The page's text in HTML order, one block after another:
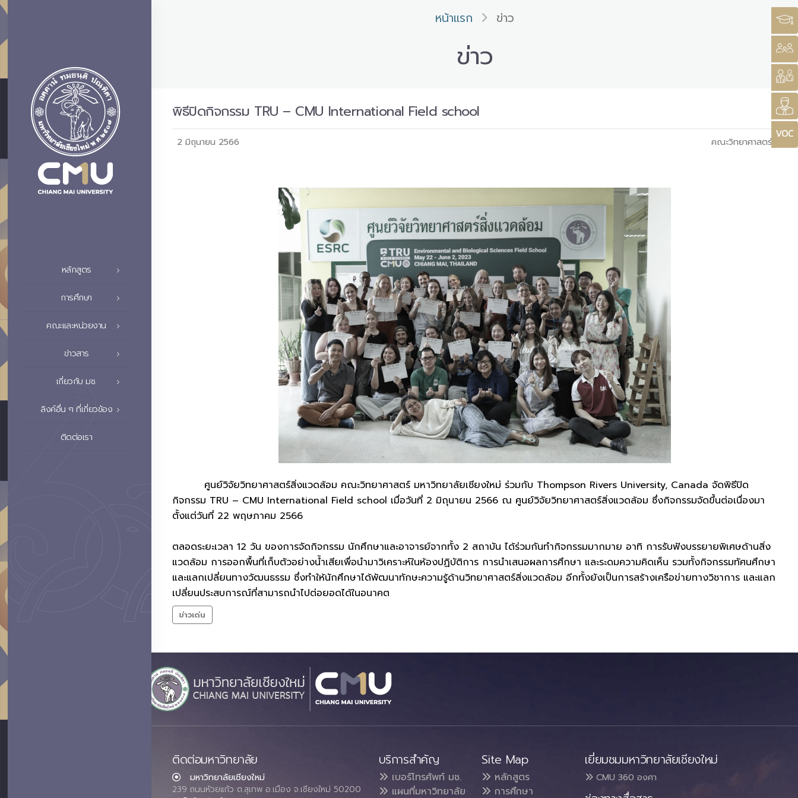
หลักสูตร
การศึกษา
คณะและหน่วยงาน
ข่าวสาร
เกี่ยวกับ มช.
ลิงค์อื่น ๆ ที่เกี่ยวข้อง
ติดต่อเรา
หน้าแรก ข่าว
ข่าว
พิธีปิดกิจกรรม TRU – CMU International Field school
2 มิถุนายน 2566 คณะวิทยาศาสตร์
ศูนย์วิจัยวิทยาศาสตร์สิ่งแวดล้อม คณะวิทยาศาสตร์ มหาวิทยาลัยเชียงใหม่ ร่วมกับ Thompson Rivers University, Canada จัดพิธีปิด
กิจกรรม TRU – CMU International Field school เมื่อวันที่ 2 มิถุนายน 2566 ณ ศูนย์วิจัยวิทยาศาสตร์สิ่งแวดล้อม ซึ่งกิจกรรมจัดขึ้นต่อเนื่องมา
ตั้งแต่วันที่ 22 พฤษภาคม 2566
ตลอดระยะเวลา 12 วัน ของการจัดกิจกรรม นักศึกษาและอาจารย์จากทั้ง 2 สถาบัน ได้ร่วมกันทำกิจกรรมมากมาย อาทิ การรับฟังบรรยายพิเศษด้านสิ่ง
แวดล้อม การออกพื้นที่เก็บตัวอย่างน้ำเสียเพื่อนำมาวิเคราะห์ในห้องปฏิบัติการ การนำเสนอผลการศึกษา และระดมความคิดเห็น รวมทั้งกิจกรรมทัศนศึกษา
และแลกเปลี่ยนทางวัฒนธรรม ซึ่งทำให้นักศึกษาได้พัฒนาทักษะความรู้ด้านวิทยาศาสตร์สิ่งแวดล้อม อีกทั้งยังเป็นการสร้างเครือข่ายทางวิชาการ และแลก
เปลี่ยนประสบการณ์ที่สามารถนำไปต่อยอดได้ในอนาคต
ข่าวเด่น
ติดต่อมหาวิทยาลัย
มหาวิทยาลัยเชียงใหม่
239 ถนนห้วยแก้ว ต.สุเทพ อ.เมือง จ.เชียงใหม่ 50200
บริการสำคัญ
เบอร์โทรศัพท์ มช.
แผนที่มหาวิทยาลัย
Site Map
หลักสูตร
การศึกษา
เยี่ยมชมมหาวิทยาลัยเชียงใหม่
CMU 360 องศา